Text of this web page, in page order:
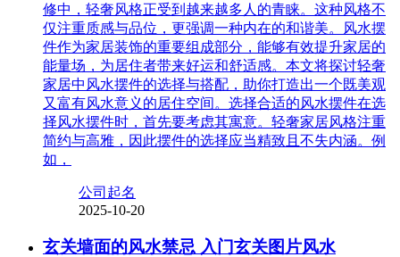
修中，轻奢风格正受到越来越多人的青睐。这种风格不
仅注重质感与品位，更强调一种内在的和谐美。风水摆
件作为家居装饰的重要组成部分，能够有效提升家居的
能量场，为居住者带来好运和舒适感。本文将探讨轻奢
家居中风水摆件的选择与搭配，助你打造出一个既美观
又富有风水意义的居住空间。选择合适的风水摆件在选
择风水摆件时，首先要考虑其寓意。轻奢家居风格注重
简约与高雅，因此摆件的选择应当精致且不失内涵。例
如，
公司起名
2025-10-20
玄关墙面的风水禁忌 入门玄关图片风水